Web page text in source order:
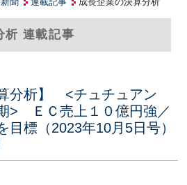
析 連載記事
分析】 <チュチュアン
> ＥＣ売上１０億円強／
目標（2023年10月5日号）